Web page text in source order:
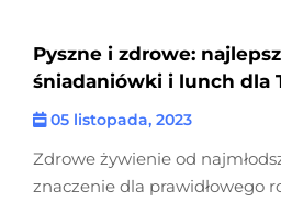
Pyszne i zdrowe:
śniadaniówki i lunch dla
05 listopada, 2023
Zdrowe żywienie od
znaczenie dla prawidłowego